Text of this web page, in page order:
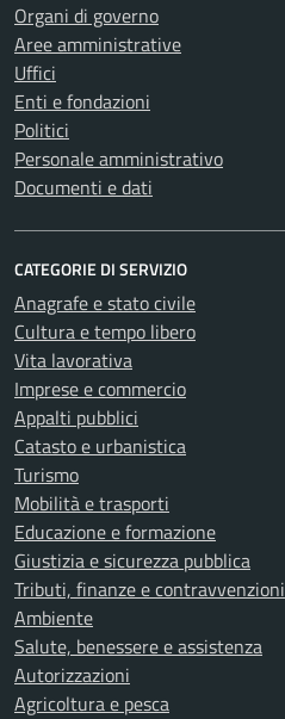
Organi di governo
Aree amministrative
Uffici
Enti e fondazioni
Politici
Personale amministrativo
Documenti e dati
CATEGORIE DI SERVIZIO
Anagrafe e stato civile
Cultura e tempo libero
Vita lavorativa
Imprese e commercio
Appalti pubblici
Catasto e urbanistica
Turismo
Mobilità e trasporti
Educazione e formazione
Giustizia e sicurezza pubblica
Tributi, finanze e contravvenzioni
Ambiente
Salute, benessere e assistenza
Autorizzazioni
Agricoltura e pesca